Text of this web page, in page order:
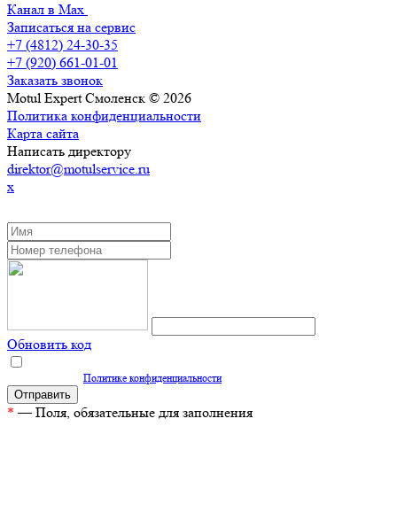
Канал в Max
Записаться на сервис
+7 (4812) 24-30-35
+7 (920) 661-01-01
Заказать звонок
Motul Expert Смоленск © 2026
Политика конфиденциальности
Карта сайта
Написать директору
direktor@motulservice.ru
x
Обновить код
Политике конфиденциальности
* — Поля, обязательные для заполнения